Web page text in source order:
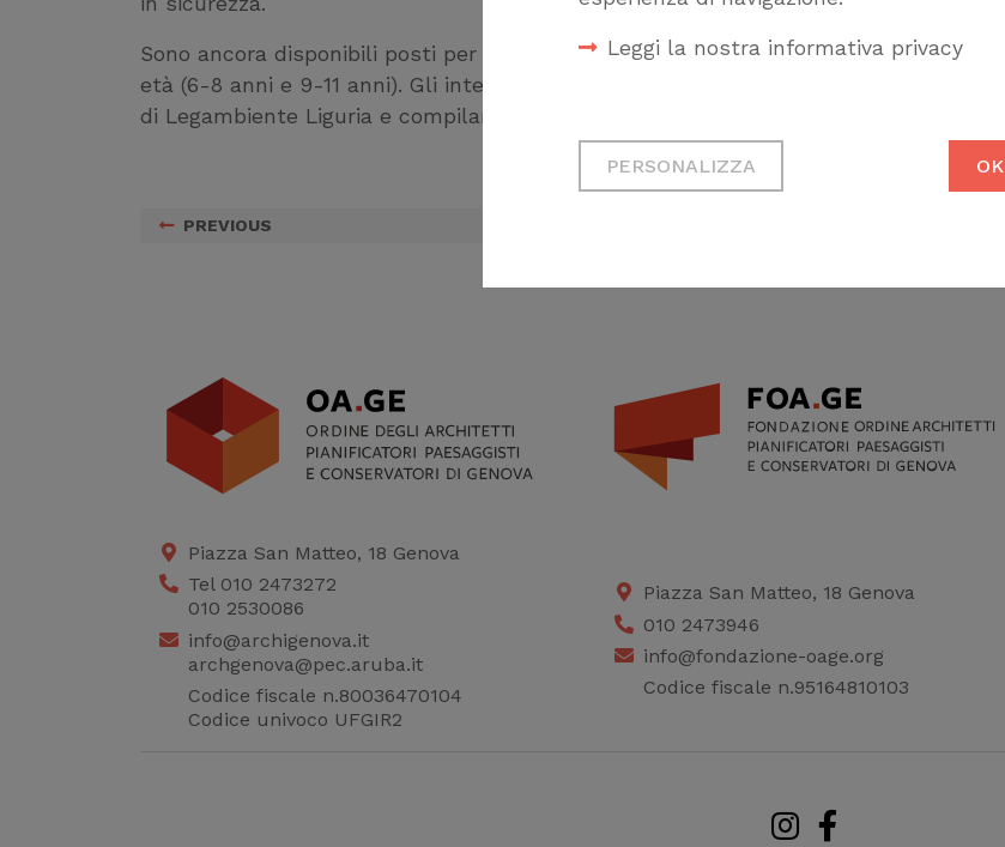
Leggi la nostra informativa privacy
Necessari per permetterti di
fruire correttamente del sito
PERSONALIZZA OK
Sono ancora disponibili posti per entrambe le settimane, nei gruppi organizzati per
età (6-8 anni e 9-11 anni). Gli interessati possono visitare la pagina dedicata sul sito
di Legambiente Liguria e compilare il form di iscrizione.
PREVIOUS
Piazza San Matteo, 18 Genova
Tel 010 2473272
010 2530086
info@archigenova.it
archgenova@pec.aruba.it
Codice fiscale n.80036470104
Codice univoco UFGIR2
Piazza San Matteo, 18 Genova
010 2473946
info@fondazione-oage.org
Codice fiscale n.95164810103